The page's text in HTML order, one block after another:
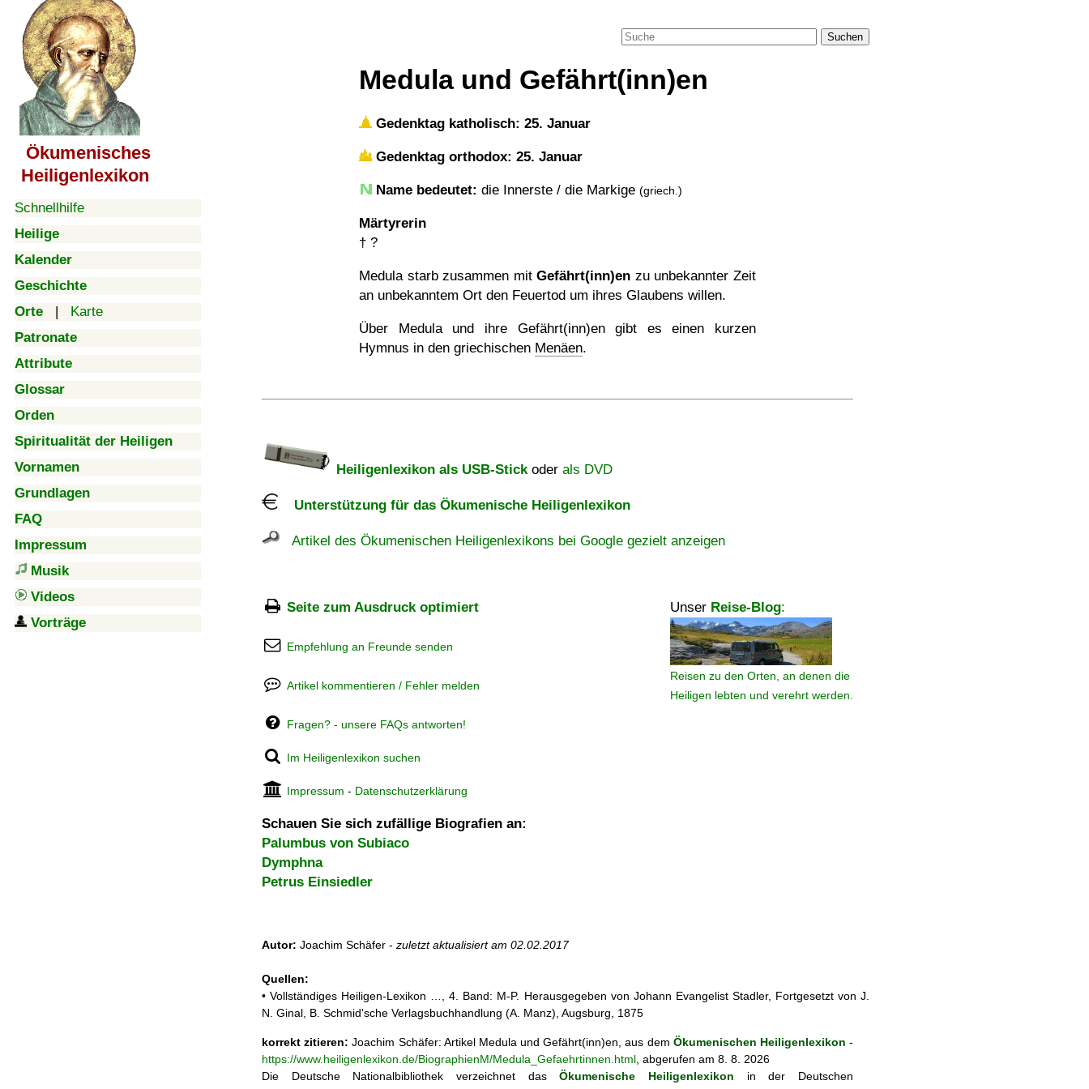
Ökumenisches
Heiligenlexikon
Schnellhilfe
Heilige
Kalender
Geschichte
Orte | Karte
Patronate
Attribute
Glossar
Orden
Spiritualität der Heiligen
Vornamen
Grundlagen
FAQ
Impressum
Musik
Videos
Vorträge
Suchen
Medula und Gefährt(inn)en
Gedenktag katholisch: 25. Januar
Gedenktag orthodox: 25. Januar
Name bedeutet: die Innerste / die Markige (griech.)
Märtyrerin
† ?
Medula starb zusammen mitGefährt(inn)en zu unbekannter Zeit
an unbekanntem Ort den Feuertod um ihres Glaubens willen.
Über Medula und ihre Gefährt(inn)en gibt es einen kurzen
Hymnus in den griechischen Menäen.
Heiligenlexikon als USB-Stickoder als DVD
Unterstützung für das Ökumenische Heiligenlexikon
Artikel des Ökumenischen Heiligenlexikons bei Google gezielt anzeigen
Seite zum Ausdruck optimiert Unser Reise-Blog:
Reisen zu den Orten, an denen die
Heiligen lebten und verehrt werden.
Empfehlung an Freunde senden
Artikel kommentieren / Fehler melden
Fragen? - unsere FAQs antworten!
Im Heiligenlexikon suchen
Impressum - Datenschutzerklärung
Schauen Sie sich zufällige Biografien an:
Palumbus von Subiaco
Dymphna
Petrus Einsiedler
Autor: Joachim Schäfer - zuletzt aktualisiert am 02.02.2017
Quellen:
• Vollständiges Heiligen-Lexikon …, 4. Band: M-P. Herausgegeben von Johann Evangelist Stadler, Fortgesetzt von J.
N. Ginal, B. Schmid'sche Verlagsbuchhandlung (A. Manz), Augsburg, 1875
korrekt zitieren: Joachim Schäfer: Artikel Medula und Gefährt(inn)en, aus dem Ökumenischen Heiligenlexikon -
https://www.heiligenlexikon.de/BiographienM/Medula_Gefaehrtinnen.html , abgerufen am 8. 8. 2026
Die Deutsche Nationalbibliothek verzeichnet dasÖkumenische Heiligenlexikon in der Deutschen